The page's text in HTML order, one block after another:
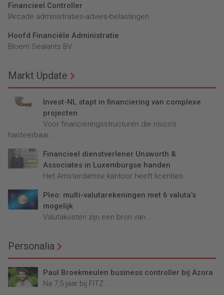
Financieel Controller
lArcade administraties-advies-belastingen
Hoofd Financiële Administratie
Bloem Sealants BV
Markt Update
Invest-NL stapt in financiering van complexe
projecten
Voor financieringsstructuren die risico’s
hanteerbaar...
Financieel dienstverlener Unsworth &
Associates in Luxemburgse handen
Het Amsterdamse kantoor heeft licenties...
Pleo: multi-valutarekeningen met 6 valuta’s
mogelijk
Valutakosten zijn een bron van...
Personalia
Paul Broekmeulen business controller bij Azora
Na 7,5 jaar bij FITZ...